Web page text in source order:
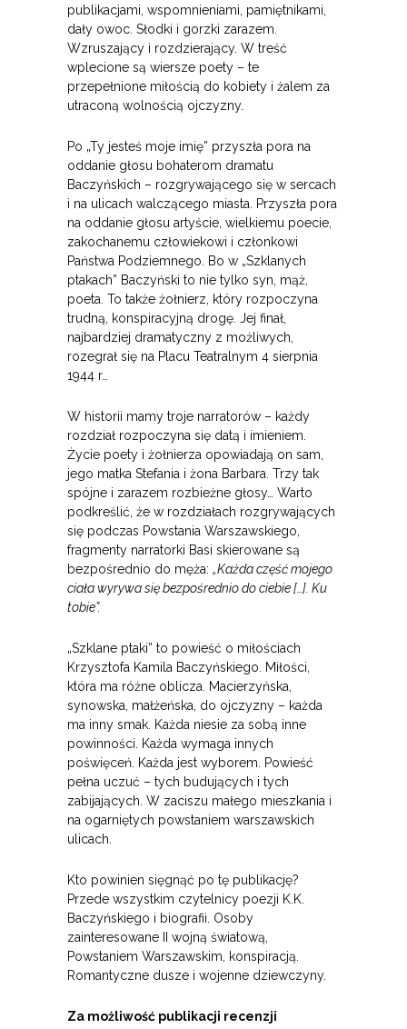
publikacjami, wspomnieniami, pamiętnikami,
dały owoc. Słodki i gorzki zarazem.
Wzruszający i rozdzierający. W treść
wplecione są wiersze poety – te
przepełnione miłością do kobiety i żalem za
utraconą wolnością ojczyzny.
Po „Ty jesteś moje imię” przyszła pora na
oddanie głosu bohaterom dramatu
Baczyńskich – rozgrywającego się w sercach
i na ulicach walczącego miasta. Przyszła pora
na oddanie głosu artyście, wielkiemu poecie,
zakochanemu człowiekowi i członkowi
Państwa Podziemnego. Bo w „Szklanych
ptakach” Baczyński to nie tylko syn, mąż,
poeta. To także żołnierz, który rozpoczyna
trudną, konspiracyjną drogę. Jej finał,
najbardziej dramatyczny z możliwych,
rozegrał się na Placu Teatralnym 4 sierpnia
1944 r…
W historii mamy troje narratorów – każdy
rozdział rozpoczyna się datą i imieniem.
Życie poety i żołnierza opowiadają on sam,
jego matka Stefania i żona Barbara. Trzy tak
spójne i zarazem rozbieżne głosy… Warto
podkreślić, że w rozdziałach rozgrywających
się podczas Powstania Warszawskiego,
fragmenty narratorki Basi skierowane są
bezpośrednio do męża: „Każda część mojego
ciała wyrywa się bezpośrednio do ciebie […]. Ku
tobie”.
„Szklane ptaki” to powieść o miłościach
Krzysztofa Kamila Baczyńskiego. Miłości,
która ma różne oblicza. Macierzyńska,
synowska, małżeńska, do ojczyzny – każda
ma inny smak. Każda niesie za sobą inne
powinności. Każda wymaga innych
poświęceń. Każda jest wyborem. Powieść
pełna uczuć – tych budujących i tych
zabijających. W zaciszu małego mieszkania i
na ogarniętych powstaniem warszawskich
ulicach.
Kto powinien sięgnąć po tę publikację?
Przede wszystkim czytelnicy poezji K.K.
Baczyńskiego i biografii. Osoby
zainteresowane II wojną światową,
Powstaniem Warszawskim, konspiracją.
Romantyczne dusze i wojenne dziewczyny.
Za możliwość publikacji recenzji